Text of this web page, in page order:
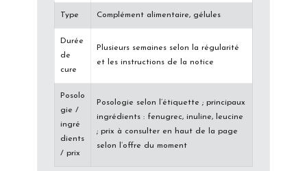
Type Complément alimentaire, gélules
Durée
de
cure
Plusieurs semaines selon la régularité
et les instructions de la notice
Posolo
gie /
ingré
dients
/ prix
Posologie selon l’étiquette ; principaux
ingrédients : fenugrec, inuline, leucine
; prix à consulter en haut de la page
selon l’offre du moment